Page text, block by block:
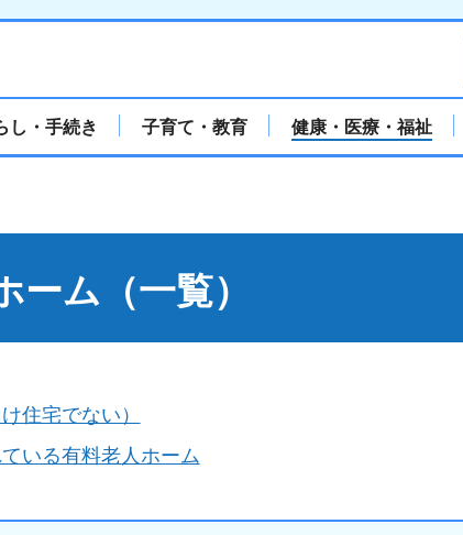
し・手続き 子育て・教育 健康・医療・福祉
ム（一覧）
住宅でない）
いる有料老人ホーム